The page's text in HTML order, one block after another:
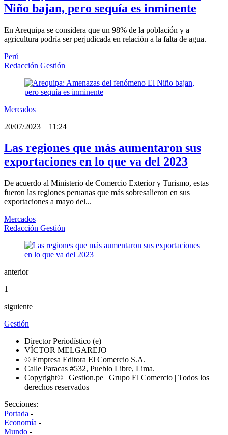
Niño bajan, pero sequía es inminente
En Arequipa se considera que un 98% de la población y a
agricultura podría ser perjudicada en relación a la falta de agua.
Perú
Redacción Gestión
Mercados
20/07/2023
11:24
Las regiones que más aumentaron sus
exportaciones en lo que va del 2023
De acuerdo al Ministerio de Comercio Exterior y Turismo, estas
fueron las regiones peruanas que más sobresalieron en sus
exportaciones a mayo del...
Mercados
Redacción Gestión
anterior
1
siguiente
Gestión
Director Periodístico (e)
VÍCTOR MELGAREJO
© Empresa Editora El Comercio S.A.
Calle Paracas #532, Pueblo Libre, Lima.
Copyright© | Gestion.pe | Grupo El Comercio | Todos los
derechos reservados
Secciones:
Portada -
Economía -
Mundo -